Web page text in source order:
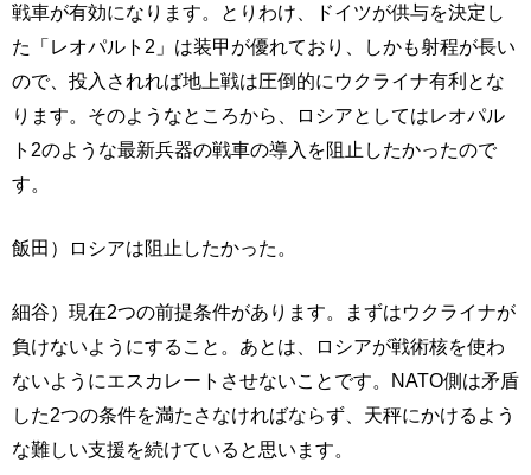
戦車が有効になります。とりわけ、ドイツが供与を決定し
た「レオパルト2」は装甲が優れており、しかも射程が長い
ので、投入されれば地上戦は圧倒的にウクライナ有利とな
ります。そのようなところから、ロシアとしてはレオパル
ト2のような最新兵器の戦車の導入を阻止したかったので
す。
飯田）ロシアは阻止したかった。
細谷）現在2つの前提条件があります。まずはウクライナが
負けないようにすること。あとは、ロシアが戦術核を使わ
ないようにエスカレートさせないことです。NATO側は矛盾
した2つの条件を満たさなければならず、天秤にかけるよう
な難しい支援を続けていると思います。